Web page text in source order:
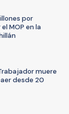
por
MOP en la
muere
desde 20